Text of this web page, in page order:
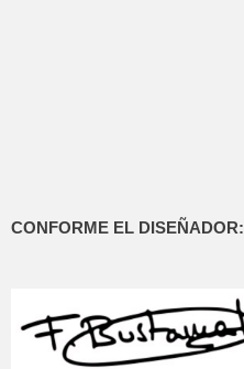
CONFORME EL DISEÑADOR: